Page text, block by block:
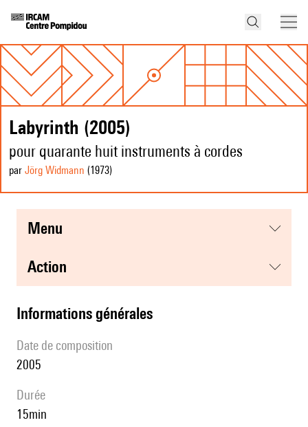
Labyrinth (2005)
pour quarante huit instruments à cordes
par Jörg Widmann (1973)
menu
action
informations générales
date de composition
2005
durée
15min